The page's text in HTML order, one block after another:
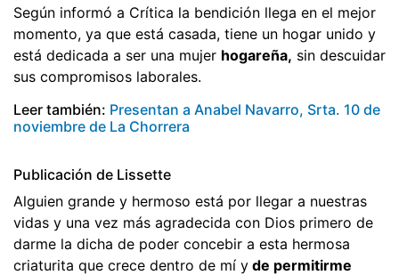
Según informó a Crítica la bendición llega en el mejor
momento, ya que está casada, tiene un hogar unido y
está dedicada a ser una mujer hogareña, sin descuidar
sus compromisos laborales.
Leer también: Presentan a Anabel Navarro, Srta. 10 de
noviembre de La Chorrera
Publicación de Lissette
Alguien grande y hermoso está por llegar a nuestras
vidas y una vez más agradecida con Dios primero de
darme la dicha de poder concebir a esta hermosa
criaturita que crece dentro de mí y de permitirme